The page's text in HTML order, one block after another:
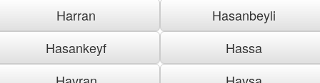
Harran
Hasanbeyli
Hasankeyf
Hassa